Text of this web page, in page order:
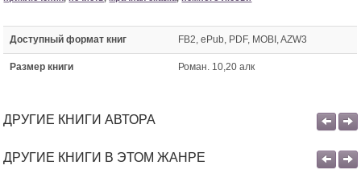
Доступный формат книг FB2, ePub, PDF, MOBI, AZW3
Размер книги Роман. 10,20 алк
ДРУГИЕ КНИГИ АВТОРА
ДРУГИЕ КНИГИ В ЭТОМ ЖАНРЕ